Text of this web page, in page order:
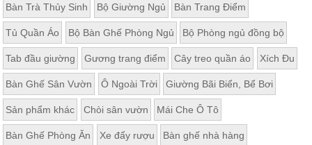
Bàn Trà Thủy Sinh Bộ Giường Ngủ Bàn Trang Điểm
Tủ Quần Áo Bộ Bàn Ghế Phòng Ngủ Bộ Phòng ngủ đồng bộ
Tab đầu giường Gương trang điểm Cây treo quần áo Xích Đu
Bàn Ghế Sân Vườn Ô Ngoài Trời Giường Bãi Biển, Bể Bơi
Sản phẩm khác Chòi sân vườn Mái Che Ô Tô
Bàn Ghế Phòng Ăn Xe đẩy rượu Bàn ghế nhà hàng